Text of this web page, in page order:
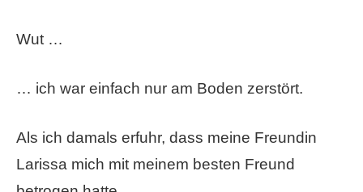
Wut …
… ich war einfach nur am Boden zerstört.
Als ich damals erfuhr, dass meine Freundin
Larissa mich mit meinem besten Freund